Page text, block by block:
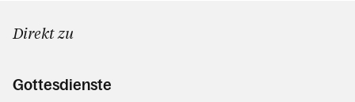
Direkt zu
Gottesdienste